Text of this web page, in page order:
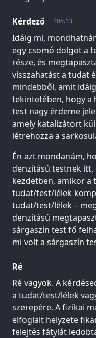
105.13
Kérdező
Idáig mi,
egy csomó dolgot a
része, és
visszahatást a tudat
mindebből, amit
tekintetében, hogy a
test nagy érdeme
amely katalizátort
létrehozza a
Én azt mondanám,
denzitású testnek itt,
kezdetben, amikor a
tudat/test/lélek
tudat/test/lélek –
denzitású
sárgaszín test fő
mi volt a sárgaszín
Ré
Ré vagyok. A
a tudat/test/lélek
szerepére. A fizikai
elfoglalt helyzete
felejtés fátylát